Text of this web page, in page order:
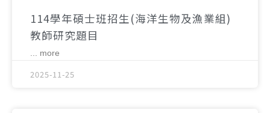
114學年碩士班招生(海洋生物及漁業組)
教師研究題目
... more
2025-11-25